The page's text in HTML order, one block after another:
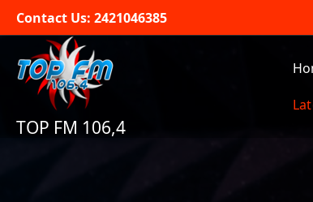
SkipContact Us: 2421046385
TOP FM 106,4